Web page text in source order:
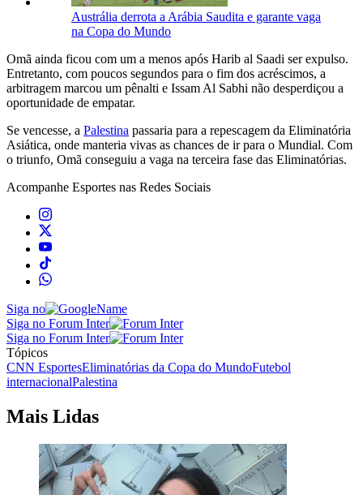
Austrália derrota a Arábia Saudita e garante vaga
na Copa do Mundo
Omã ainda ficou com um a menos após Harib al Saadi ser expulso.
Entretanto, com poucos segundos para o fim dos acréscimos, a
arbitragem marcou um pênalti e Issam Al Sabhi não desperdiçou a
oportunidade de empatar.
Se vencesse, a Palestina passaria para a repescagem da Eliminatória
Asiática, onde manteria vivas as chances de ir para o Mundial. Com
o triunfo, Omã conseguiu a vaga na terceira fase das Eliminatórias.
Acompanhe Esportes nas Redes Sociais
Siga no
Siga no Forum Inter
Siga no Forum Inter
Tópicos
CNN EsportesEliminatórias da Copa do MundoFutebol
internacionalPalestina
Mais Lidas